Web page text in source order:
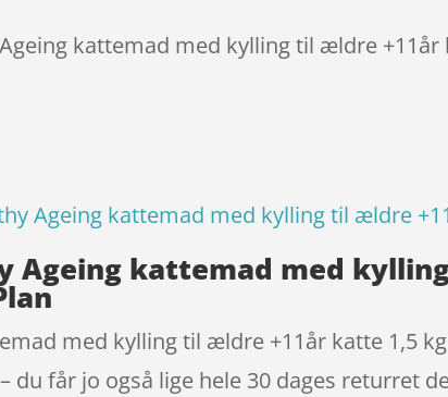
kattemad med kylling til ældre +11år
Ageing kattemad med kylling til ældre
Ageing kattemad med
med kylling til ældre +11år katte 1,5
du får jo også lige hele 30 dages returret